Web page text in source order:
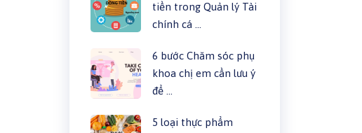
tiền trong Quản lý Tài
chính cá …
6 bước Chăm sóc phụ
khoa chị em cần lưu ý
để …
5 loại thực phẩm